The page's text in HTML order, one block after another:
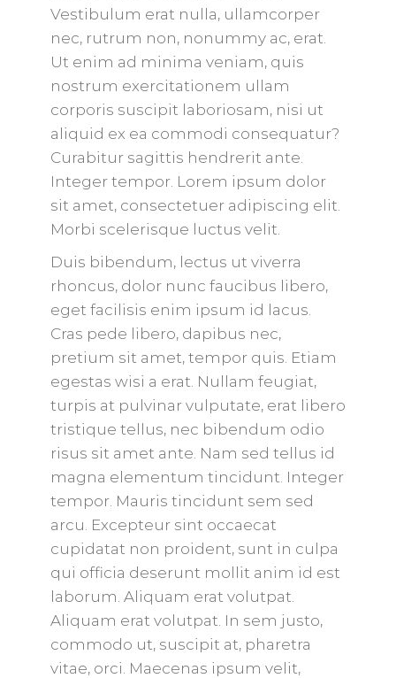
Vestibulum erat nulla, ullamcorper
nec, rutrum non, nonummy ac, erat.
Ut enim ad minima veniam, quis
nostrum exercitationem ullam
corporis suscipit laboriosam, nisi ut
aliquid ex ea commodi consequatur?
Curabitur sagittis hendrerit ante.
Integer tempor. Lorem ipsum dolor
sit amet, consectetuer adipiscing elit.
Morbi scelerisque luctus velit.
Duis bibendum, lectus ut viverra
rhoncus, dolor nunc faucibus libero,
eget facilisis enim ipsum id lacus.
Cras pede libero, dapibus nec,
pretium sit amet, tempor quis. Etiam
egestas wisi a erat. Nullam feugiat,
turpis at pulvinar vulputate, erat libero
tristique tellus, nec bibendum odio
risus sit amet ante. Nam sed tellus id
magna elementum tincidunt. Integer
tempor. Mauris tincidunt sem sed
arcu. Excepteur sint occaecat
cupidatat non proident, sunt in culpa
qui officia deserunt mollit anim id est
laborum. Aliquam erat volutpat.
Aliquam erat volutpat. In sem justo,
commodo ut, suscipit at, pharetra
vitae, orci. Maecenas ipsum velit,